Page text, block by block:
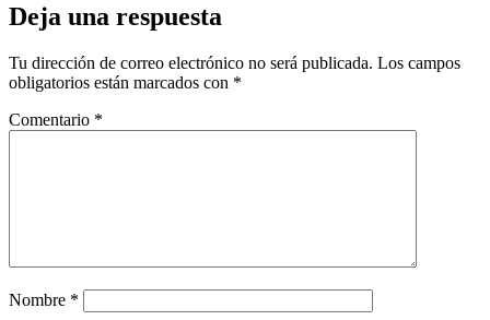
Deja una respuesta
Tu dirección de correo electrónico no será publicada. Los campos
obligatorios están marcados con *
Comentario *
Nombre *